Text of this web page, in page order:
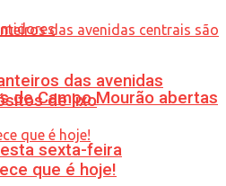
de Campo Mourão abertas
sexta-feira
das avenidas
de lixo
que é hoje!